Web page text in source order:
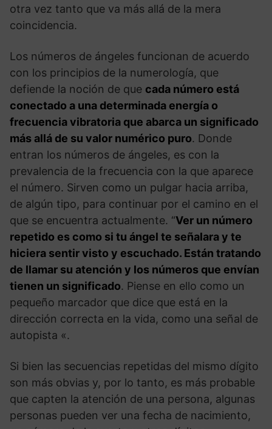
otra vez tanto que va más allá de la mera
coincidencia.
Los números de ángeles funcionan de acuerdo
con los principios de la numerología, que
defiende la noción de que cada número está
conectado a una determinada energía o
frecuencia vibratoria que abarca un significado
más allá de su valor numérico puro. Donde
entran los números de ángeles, es con la
prevalencia de la frecuencia con la que aparece
el número. Sirven como un pulgar hacia arriba,
de algún tipo, para continuar por el camino en el
que se encuentra actualmente. “Ver un número
repetido es como si tu ángel te señalara y te
hiciera sentir visto y escuchado. Están tratando
de llamar su atención y los números que envían
tienen un significado. Piense en ello como un
pequeño marcador que dice que está en la
dirección correcta en la vida, como una señal de
autopista «.
Si bien las secuencias repetidas del mismo dígito
son más obvias y, por lo tanto, es más probable
que capten la atención de una persona, algunas
personas pueden ver una fecha de nacimiento,